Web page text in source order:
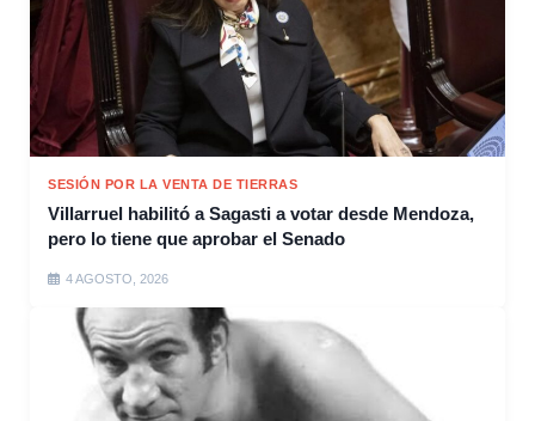
SESIÓN POR LA VENTA DE TIERRAS
Villarruel habilitó a Sagasti a votar desde Mendoza,
pero lo tiene que aprobar el Senado
4 AGOSTO, 2026